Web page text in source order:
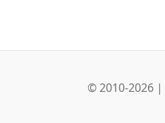
© 2010-2026